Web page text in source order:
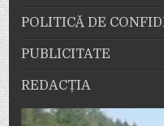
POLITICĂ DE
PUBLICITATE
REDACȚIA
Player